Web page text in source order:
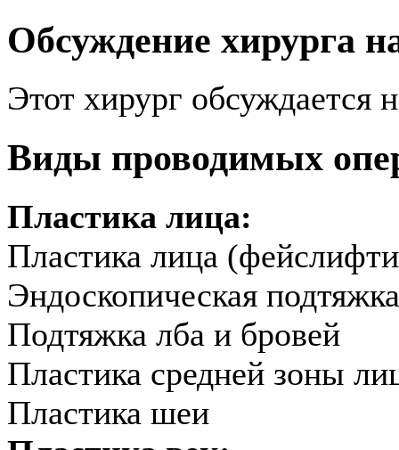
Обсуждение хирурга
Этот хирург обсуждается
Виды проводимых
Пластика лица:
Пластика лица
Эндоскопическая
Подтяжка лба и бровей
Пластика средней зоны
Пластика шеи